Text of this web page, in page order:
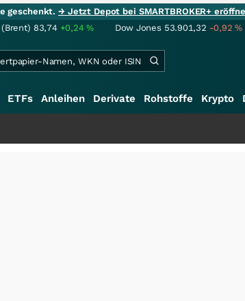
geschenkt.→ Jetzt Depot bei SMARTBROKER+
(Brent) 83,74 +0,24% Dow Jones 53.901,32 -0,92%
ETFs Anleihen Derivate Rohstoffe Krypto